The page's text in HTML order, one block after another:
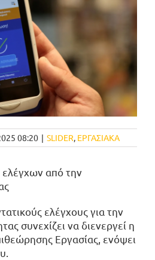
08:20 | SLIDER, ΕΡΓΑΣΙΑΚΑ
ελέγχων από την
ελέγχους για την
συνεχίζει να διενεργεί η
Εργασίας, ενόψει